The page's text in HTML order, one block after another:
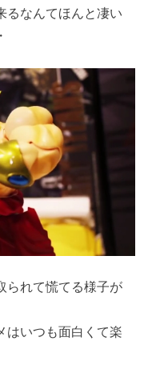
るなんてほんと凄い
られて慌てる様子が
はいつも面白くて楽